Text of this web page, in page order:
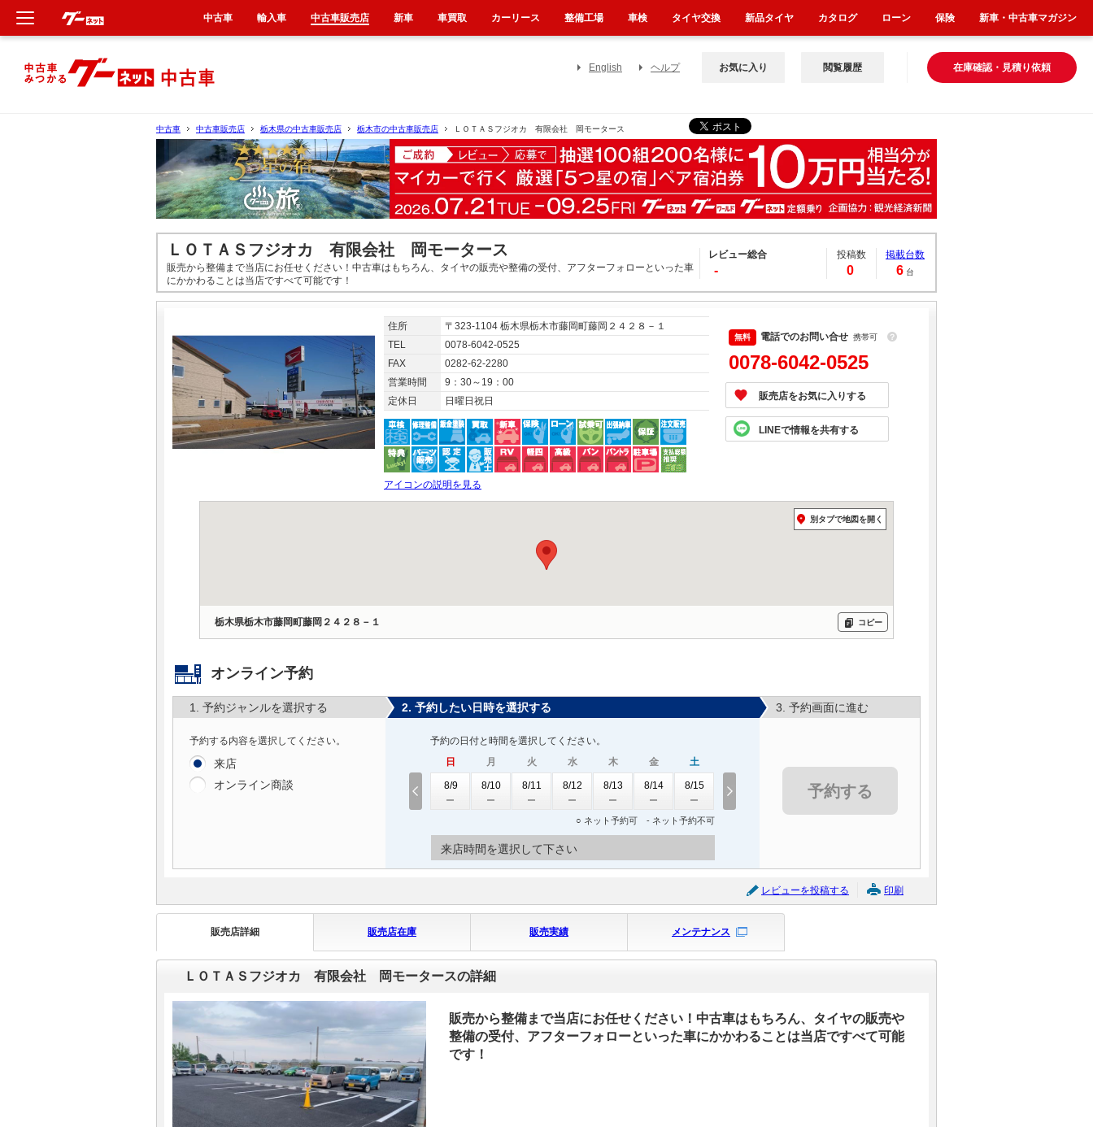
English ヘルプ 在庫確認・見積り依頼
お気に入り 閲覧履歴
中古車 中古車販売店 栃木県の中古車販売店 栃木市の中古車販売店 ＬＯＴＡＳフジオカ 有限会社 岡モータース
ＬＯＴＡＳフジオカ 有限会社 岡モータース
販売から整備まで当店にお任せください！中古車はもちろん、タイヤの販売や整備の受付、アフターフォローといった車
にかかわることは当店ですべて可能です！
レビュー総合
-
投稿数
0
掲載台数
6 台
住所
〒323-1104 栃木県栃木市藤岡町藤岡２４２８－１
TEL
0078-6042-0525
FAX
0282-62-2280
営業時間
9：30～19：00
定休日
日曜日祝日
アイコンの説明を見る
電話でのお問い合せ 携帯可 ？
0078-6042-0525
販売店をお気に入りする
LINEで情報を共有する
別タブで地図を開く
栃木県栃木市藤岡町藤岡２４２８－１ コピー
オンライン予約
1. 予約ジャンルを選択する
予約する内容を選択してください。
来店
オンライン商談
2. 予約したい日時を選択する
予約の日付と時間を選択してください。
日
8/9
月
8/10
火
8/11
水
8/12
木
8/13
金
8/14
土
8/15
○ ネット予約可 - ネット予約不可
来店時間を選択して下さい
3. 予約画面に進む
予約する
レビューを投稿する 印刷
販売店詳細 販売店在庫 販売実績 メンテナンス
ＬＯＴＡＳフジオカ 有限会社 岡モータースの詳細
販売から整備まで当店にお任せください！中古車はもちろん、タイヤの販売や
整備の受付、アフターフォローといった車にかかわることは当店ですべて可能
です！
中古車 輸入車 中古車販売店 新車 車買取 カーリース 整備工場 車検 タイヤ交換 新品タイヤ カタログ ローン 保険 新車・中古車マガジン
新車